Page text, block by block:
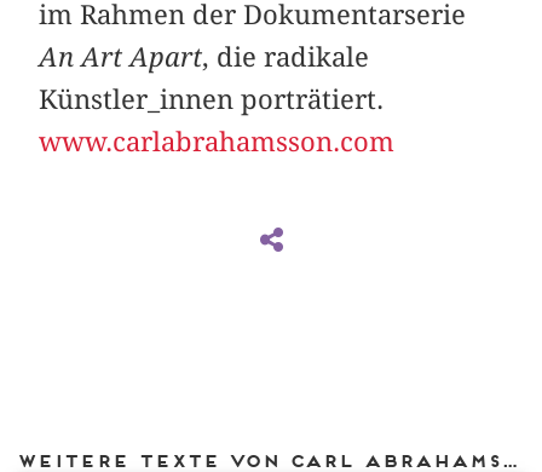
im Rahmen der Dokumentarserie
An Art Apart, die radikale
Künstler_innen porträtiert.
www.carlabrahamsson.com
Weitere Texte von Carl Abrahamsson bei DIAPHANES